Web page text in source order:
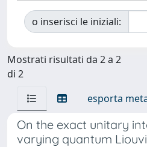
o inserisci le iniziali:
Mostrati risultati da 2 a 2
di 2
esporta
On the exact unitary
varying quantum